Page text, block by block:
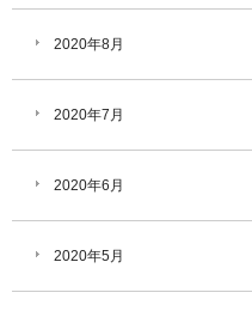
2020年8月
2020年7月
2020年6月
2020年5月